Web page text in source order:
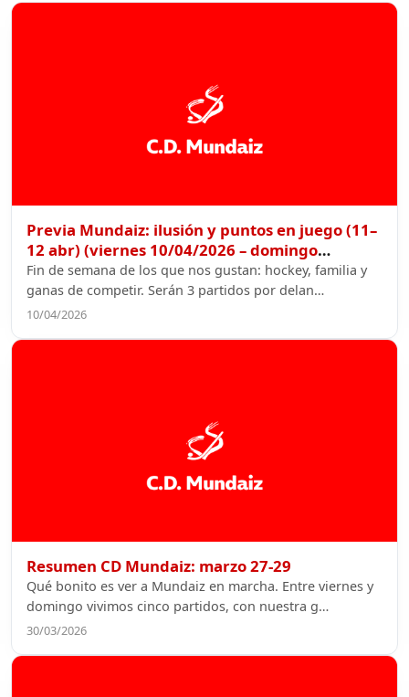
Previa Mundaiz: ilusión y puntos en juego (11–
12 abr) (viernes 10/04/2026 – domingo
12/04/2026)
Fin de semana de los que nos gustan: hockey, familia y
ganas de competir. Serán 3 partidos por delan…
10/04/2026
Resumen CD Mundaiz: marzo 27-29
Qué bonito es ver a Mundaiz en marcha. Entre viernes y
domingo vivimos cinco partidos, con nuestra g…
30/03/2026